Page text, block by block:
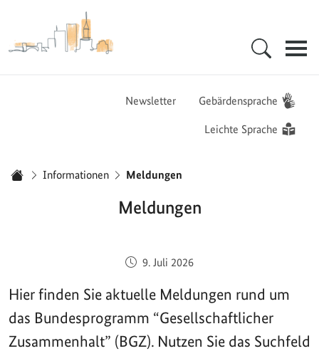
Zur Startseite - BGZ - Bundesamt für Migration und Flüchtlinge
Newsletter Gebärdensprache
Leichte Sprache
Informationen Meldungen
Meldungen
Veröffentlicht am:
9. Juli 2026
Hier finden Sie aktuelle Meldungen rund um
das Bundesprogramm “Gesellschaftlicher
Zusammenhalt” (BGZ). Nutzen Sie das Suchfeld